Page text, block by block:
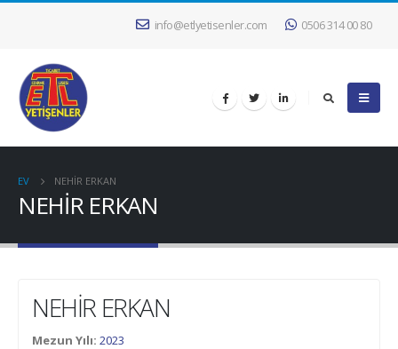
info@etlyetisenler.com 0506 314 00 80
EV NEHİR ERKAN
NEHİR ERKAN
NEHİR ERKAN
Mezun Yılı: 2023